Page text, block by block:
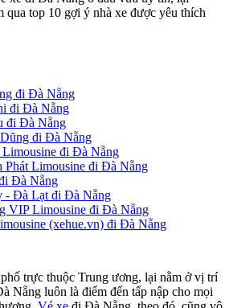
qua top 10 gợi ý nhà xe được yêu thích
đi Đà Nẵng
đi Đà Nẵng
đi Đà Nẵng
đi Đà Nẵng
đi Đà Nẵng
Limousine đi Đà Nẵng
Đà Nẵng
- Đà Lạt đi Đà Nẵng
VIP Limousine đi Đà Nẵng
(xehue.vn) đi Đà Nẵng
trực thuộc Trung ương, lại nằm ở vị trí
Nẵng luôn là điểm đến tấp nập cho mọi